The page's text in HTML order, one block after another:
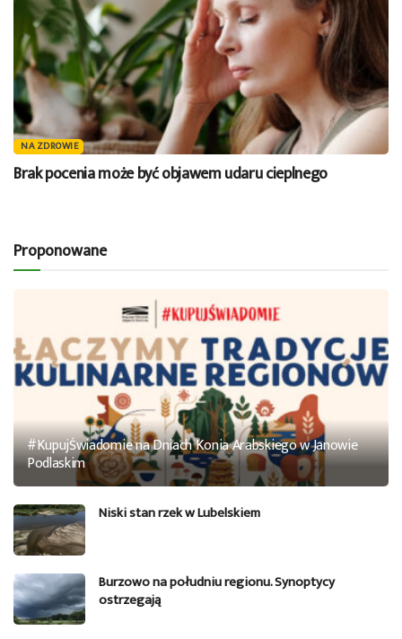
NA ZDROWIE
Brak pocenia może być objawem udaru cieplnego
Proponowane
#KupujŚwiadomie na Dniach Konia Arabskiego w Janowie
Podlaskim
Niski stan rzek w Lubelskiem
Burzowo na południu regionu. Synoptycy
ostrzegają